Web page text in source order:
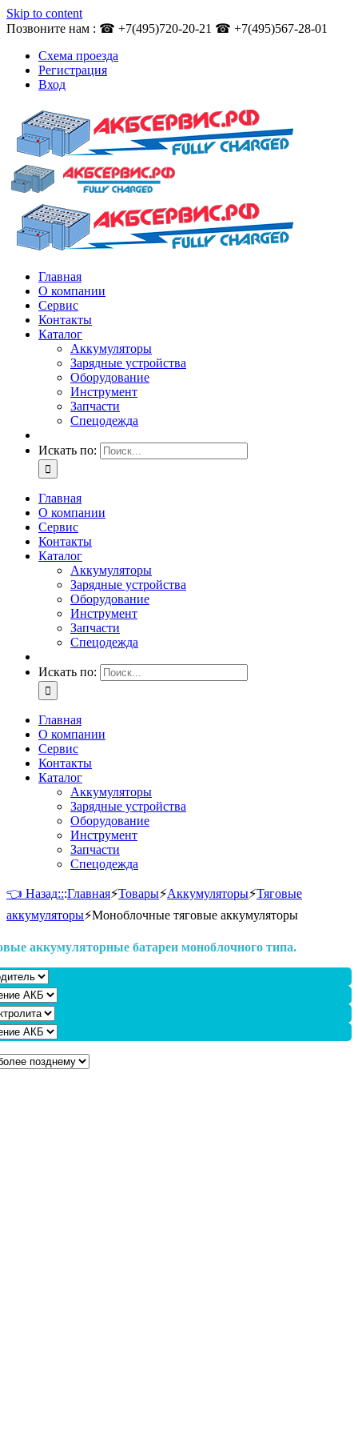
Skip to content
Позвоните нам : ☎ +7(495)720-20-21 ☎ +7(495)567-28-01
Схема проезда
Регистрация
Вход
Главная
О компании
Сервис
Контакты
Каталог
Аккумуляторы
Зарядные устройства
Оборудование
Инструмент
Запчасти
Спецодежда
Искать по:
Главная
О компании
Сервис
Контакты
Каталог
Аккумуляторы
Зарядные устройства
Оборудование
Инструмент
Запчасти
Спецодежда
Искать по:
Главная
О компании
Сервис
Контакты
Каталог
Аккумуляторы
Зарядные устройства
Оборудование
Инструмент
Запчасти
Спецодежда
👈 Назад:::Главная⚡Товары⚡Аккумуляторы⚡Тяговые
аккумуляторы⚡Моноблочные тяговые аккумуляторы
аккумуляторные батареи моноблочного типа.